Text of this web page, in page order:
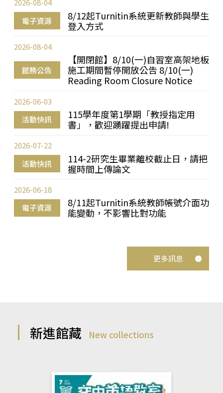
電子資源
8/12起Turnitin系統更新教師與學生
登入方式
2026-08-04
館務公告
【開閉館】8/10(一)自習室高架地板
施工期間暫停開放公告 8/10(一)
Reading Room Closure Notice
2026-08-04
活動快訊
115學年度第1學期「教授指定用
書」，歡迎踴躍提出申請!
2026-06-03
活動快訊
114-2研究生畢業離校截止日，請把
握時間上傳論文
2026-07-22
電子資源
8/11起Turnitin系統教師帳號介面功
能變動，不影響比對功能
2026-06-18
更多訊息
新進館藏 New collections